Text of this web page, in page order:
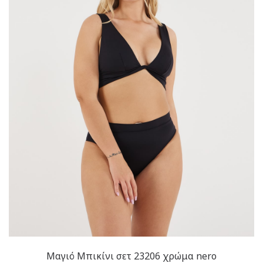
Μαγιό Μπικίνι σετ 23206 χρώμα nero